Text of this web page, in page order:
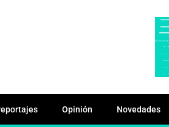
Opinión Novedades